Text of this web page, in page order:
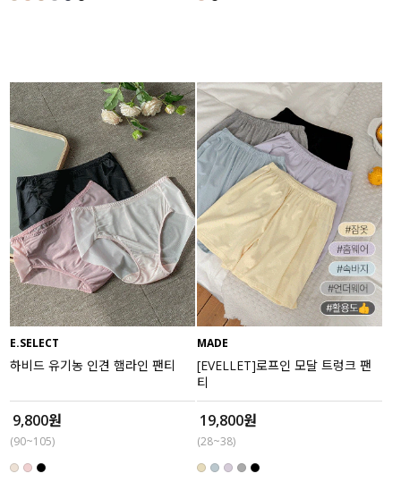
E.SELECT
하비드 유기농 인견 햄라인 팬티
9,800원
(90~105)
MADE
[EVELLET]로프인 모달 트렁크 팬
티
19,800원
(28~38)